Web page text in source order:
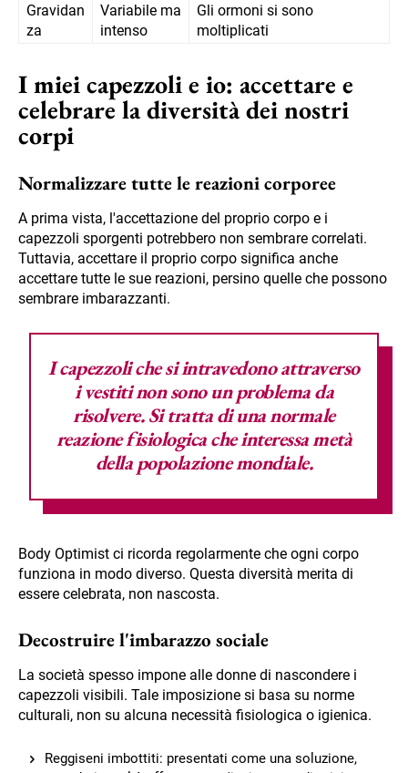
Gravidan
za
Variabile ma
intenso
Gli ormoni si sono
moltiplicati
I miei capezzoli e io: accettare e
celebrare la diversità dei nostri
corpi
Normalizzare tutte le reazioni corporee
A prima vista, l'accettazione del proprio corpo e i
capezzoli sporgenti potrebbero non sembrare correlati.
Tuttavia, accettare il proprio corpo significa anche
accettare tutte le sue reazioni, persino quelle che possono
sembrare imbarazzanti.
I capezzoli che si intravedono attraverso
i vestiti non sono un problema da
risolvere. Si tratta di una normale
reazione fisiologica che interessa metà
della popolazione mondiale.
Body Optimist ci ricorda regolarmente che ogni corpo
funziona in modo diverso. Questa diversità merita di
essere celebrata, non nascosta.
Decostruire l'imbarazzo sociale
La società spesso impone alle donne di nascondere i
capezzoli visibili. Tale imposizione si basa su norme
culturali, non su alcuna necessità fisiologica o igienica.
Reggiseni imbottiti: presentati come una soluzione,